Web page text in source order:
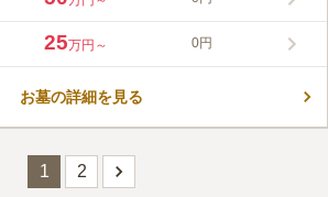
「黄檗公園」があるので、お参りの後に散策され
でしょうか。
3.0 口コミ
25万円～ 0円
お墓の詳細を見る
1 2